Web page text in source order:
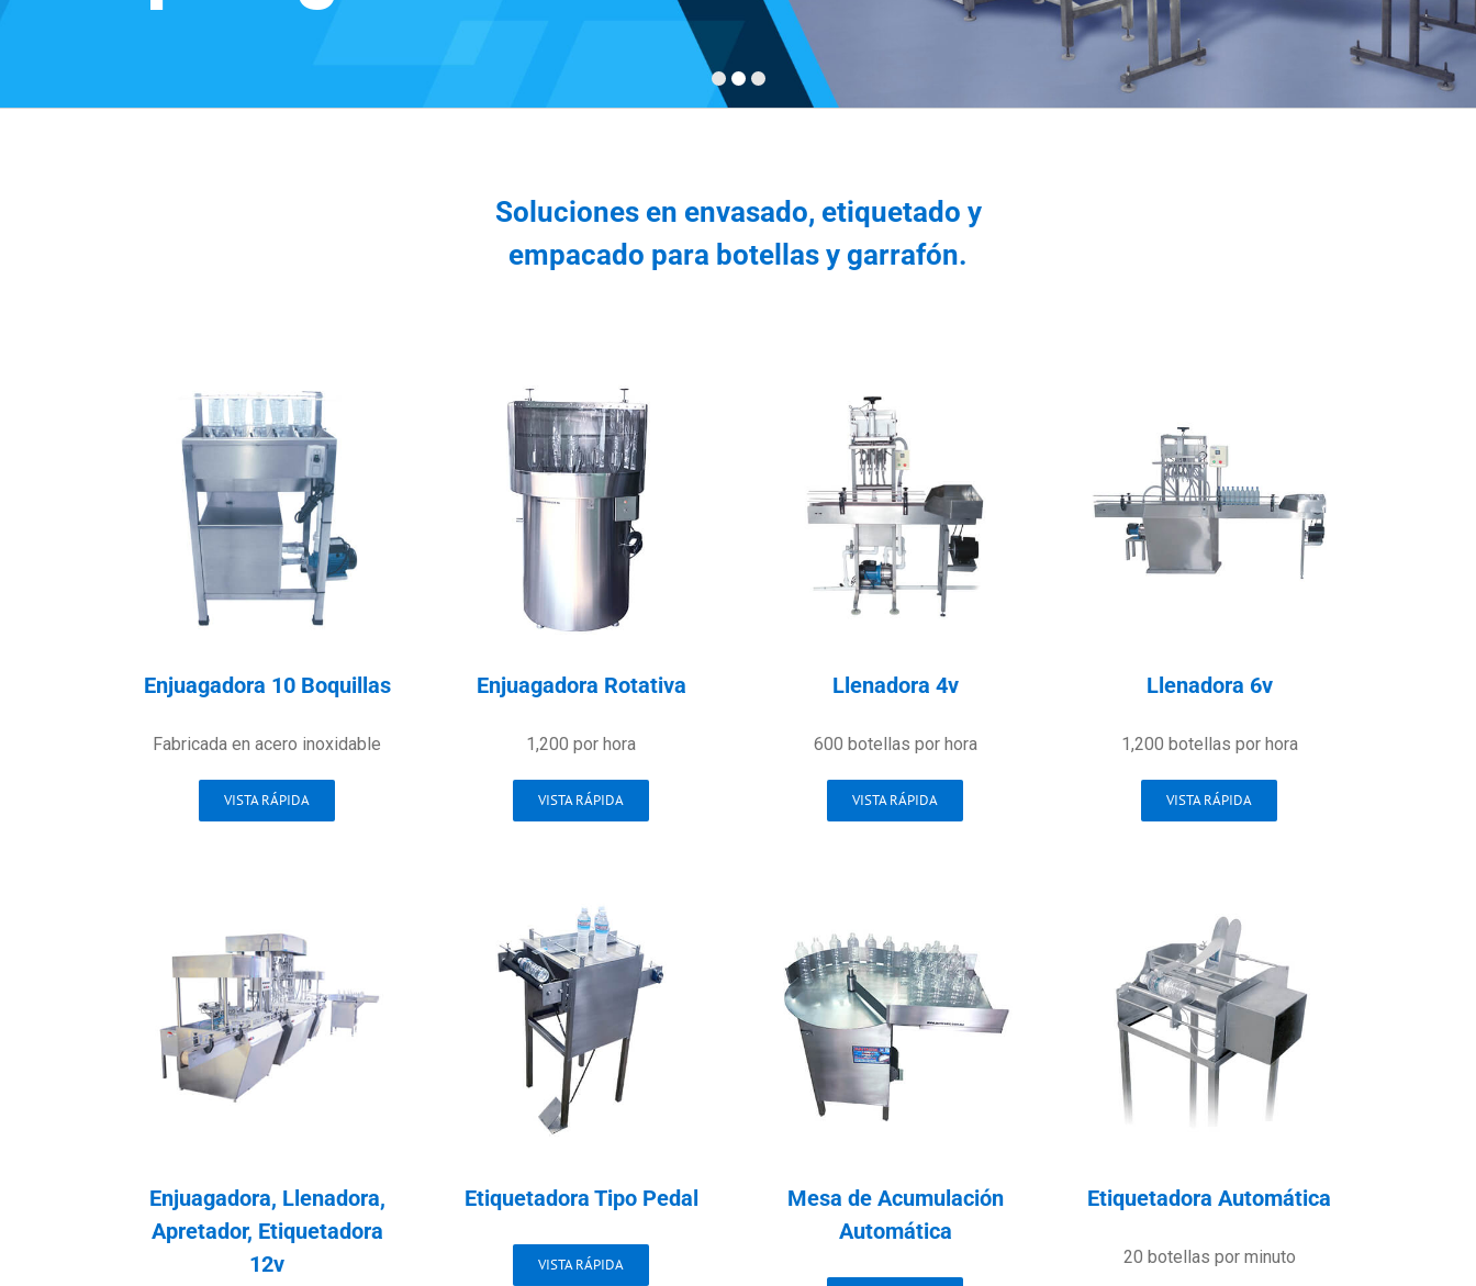
Soluciones en envasado, etiquetado y
empacado para botellas y garrafón.
Enjuagadora 10 Boquillas
Fabricada en acero inoxidable
VISTA RÁPIDA
Enjuagadora Rotativa
1,200 por hora
VISTA RÁPIDA
Llenadora 4v
600 botellas por hora
VISTA RÁPIDA
Llenadora 6v
1,200 botellas por hora
VISTA RÁPIDA
Enjuagadora, Llenadora,
Apretador, Etiquetadora
12v
Etiquetadora Tipo Pedal
VISTA RÁPIDA
Mesa de Acumulación
Automática
Etiquetadora Automática
20 botellas por minuto